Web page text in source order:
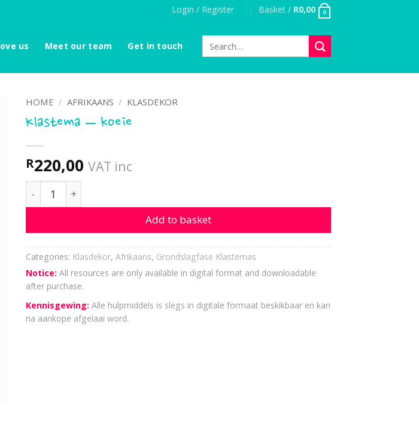
Login / Register Basket / R0,00 0
us Meet our team Get in touch
for:
HOME / AFRIKAANS / KLASDEKOR
Klastema – koeie
R220,00 VAT inc
Klastema - koeie quantity
Add to basket
Categories: Klasdekor, Afrikaans, Grondslagfase Klastemas
Notice: All resources are only available in digital format and downloadable
after purchase.
Kennisgewing: Alle hulpmiddels is slegs in digitale formaat beskikbaar en kan
na aankope afgelaai word.